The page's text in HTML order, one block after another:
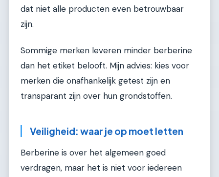
dat niet alle producten even betrouwbaar
zijn.
Sommige merken leveren minder berberine
dan het etiket belooft. Mijn advies: kies voor
merken die onafhankelijk getest zijn en
transparant zijn over hun grondstoffen.
Veiligheid: waar je op moet letten
Berberine is over het algemeen goed
verdragen, maar het is niet voor iedereen